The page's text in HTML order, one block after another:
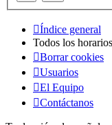
Índice general
Todos los
Borrar cookies
Usuarios
El Equipo
Contáctanos